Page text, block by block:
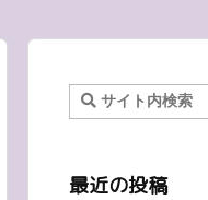
最近の投稿